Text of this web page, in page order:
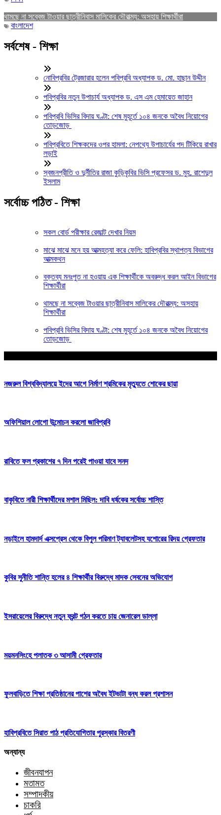
থামছে না সব্বেজ টাওয়ার ছাত্রীনিবাস মালিকের দৌরাত্ম্য: অসহায় শিক্ষার্থীরা
বাংলাদেশ
সর্বশেষ - শিক্ষা
নোবিপ্রবির ট্রেজারার হলেন পবিপ্রবি অধ্যাপক ড. মো. হাছান উদ্দীন
পবিপ্রবির নতুন উপাচার্য অধ্যাপক ড. এস এম হেমায়েত জাহান
পবিপ্রবি ভিসির বিদায় ঘণ্টা: শেষ মুহূর্তে ১০৪ জনকে অবৈধ নিয়োগের
তোড়জোড়
পবিপ্রবিতে শিক্ষকদের ওপর হামলা: নেপথ্যে উপাচার্যের পদ টিকিয়ে রাখার
লড়াই
স্বজনপ্রীতি ও দুর্নীতির রাজা কুড়িকৃবির ভিসি প্রফেসর ড. মুহ. রাশেদুল
ইসলাম
সর্বোচ্চ পঠিত - শিক্ষা
সকল বোর্ড পরীক্ষার রেজাল্ট দেখার নিয়ম
মাঝে মাঝে মনে হয় আত্মহত্যা করে ফেলি: হাবিপ্রবির স্থাপত্য বিভাগের
আত্মকথন
বক্তব্য মনঃপুত না হওয়ায় এক শিক্ষার্থীকে অবরুদ্ধ করল আইন বিভাগের
শিক্ষার্থীরা
থামছে না সব্বেজ টাওয়ার ছাত্রীনিবাস মালিকের দৌরাত্ম্য: অসহায়
শিক্ষার্থীরা
পবিপ্রবি ভিসির বিদায় ঘণ্টা: শেষ মুহূর্তে ১০৪ জনকে অবৈধ নিয়োগের
তোড়জোড়
নজরুল বিশ্ববিদ্যালয়ে ইদের আগে নির্মাণ শ্রমিকের মৃত্যুতে শোকের ছায়া
অফিশিয়াল লোগো উন্মোচন করলো জাবিপ্রবি
রাবিতে ফল প্রকাশের ৭ দিন পরেই পাওয়া যাবে সনদ
বাকৃবিতে নারী শিক্ষার্থীদের মশাল মিছিল: দাবি ধর্ষকের সর্বোচ্চ শাস্তি
নড়াইলে হামদার্দ এক্সপ্রেস থেকে বিপুল পরিমাণ ট্যাবলেটসহ যশোরের রিদয় গ্রেফতার
কুবির সুনীতি শান্তি হলের ৪ শিক্ষার্থীর বিরুদ্ধে মাদক সেবনের অভিযোগ
ইসরায়েলের বিরুদ্ধে নতুন ফ্রন্ট গঠন করতে চায় জেনারেল ডাল্লা
ময়মনসিংহে পলাতক ৩ আসামী গ্রেফতার
ফুলবাড়িতে শিক্ষা প্রতিষ্ঠানের পাশের অবৈধ ইটভাটা বন্ধ করল প্রশাসন
হাবিপ্রবিতে সিরাত পাঠ প্রতিযোগিতার পুরস্কার বিতরণী
অন্যান্য
জীবনযাপন
মতামত
সম্পাদকীয়
চাকরি